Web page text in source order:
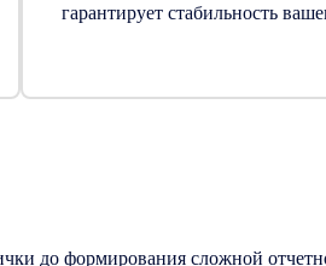
гарантирует стабильность
до формирования сложной